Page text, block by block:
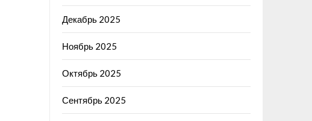
Декабрь 2025
Ноябрь 2025
Октябрь 2025
Сентябрь 2025